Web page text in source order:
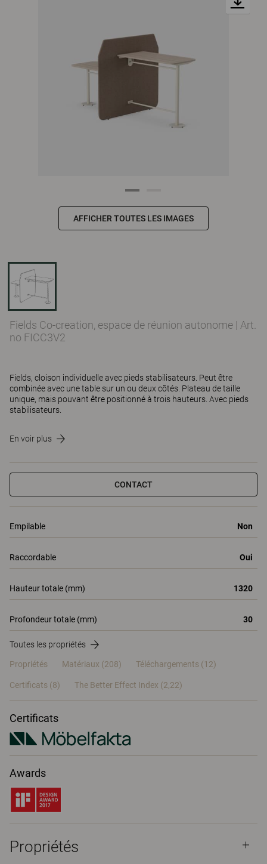
AFFICHER TOUTES LES IMAGES
Fields Co-creation, espace de réunion autonome | Art.
no FICC3V2
Fields, cloison individuelle avec pieds stabilisateurs. Peut être
combinée avec une table sur un ou deux côtés. Plateau de taille
unique, mais pouvant être positionné à trois hauteurs. Avec pieds
stabilisateurs.
En voir plus
CONTACT
Empilable Non
Raccordable Oui
Hauteur totale (mm) 1320
Profondeur totale (mm) 30
Toutes les propriétés
Propriétés Matériaux (208) Téléchargements (12)
Certificats (8) The Better Effect Index (2,22)
Certificats
Awards
Propriétés